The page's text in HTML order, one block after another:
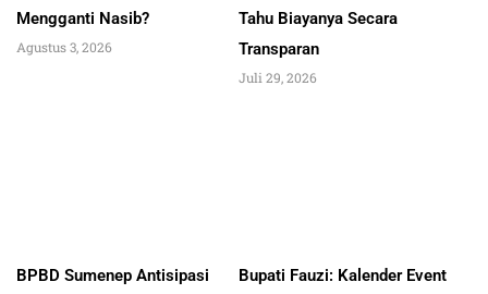
Mengganti Nasib?
Agustus 3, 2026
Tahu Biayanya Secara
Transparan
Juli 29, 2026
BPBD Sumenep Antisipasi
Bupati Fauzi: Kalender Event